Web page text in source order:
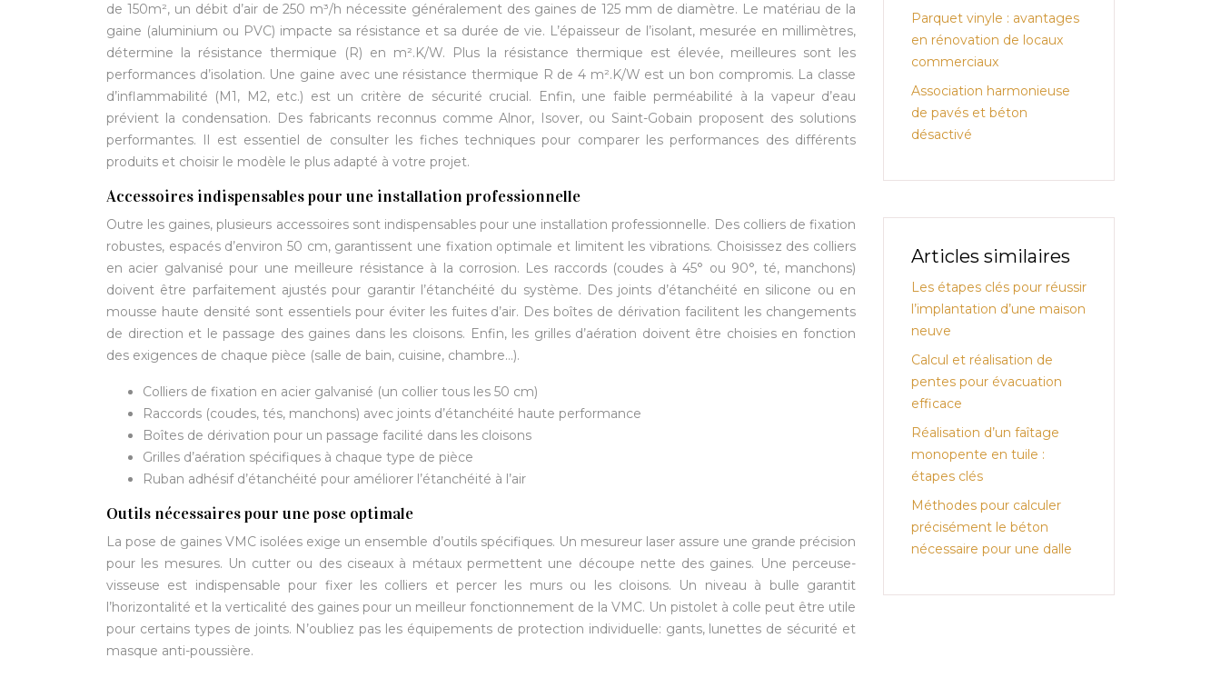
de 150m², un débit d’air de 250 m³/h nécessite généralement des gaines de 125 mm de diamètre. Le matériau de la
gaine (aluminium ou PVC) impacte sa résistance et sa durée de vie. L’épaisseur de l’isolant, mesurée en millimètres,
détermine la résistance thermique (R) en m².K/W. Plus la résistance thermique est élevée, meilleures sont les
performances d’isolation. Une gaine avec une résistance thermique R de 4 m².K/W est un bon compromis. La classe
d’inflammabilité (M1, M2, etc.) est un critère de sécurité crucial. Enfin, une faible perméabilité à la vapeur d’eau
prévient la condensation. Des fabricants reconnus comme Alnor, Isover, ou Saint-Gobain proposent des solutions
performantes. Il est essentiel de consulter les fiches techniques pour comparer les performances des différents
produits et choisir le modèle le plus adapté à votre projet.
Accessoires indispensables pour une installation professionnelle
Outre les gaines, plusieurs accessoires sont indispensables pour une installation professionnelle. Des colliers de fixation
robustes, espacés d’environ 50 cm, garantissent une fixation optimale et limitent les vibrations. Choisissez des colliers
en acier galvanisé pour une meilleure résistance à la corrosion. Les raccords (coudes à 45° ou 90°, té, manchons)
doivent être parfaitement ajustés pour garantir l’étanchéité du système. Des joints d’étanchéité en silicone ou en
mousse haute densité sont essentiels pour éviter les fuites d’air. Des boîtes de dérivation facilitent les changements
de direction et le passage des gaines dans les cloisons. Enfin, les grilles d’aération doivent être choisies en fonction
des exigences de chaque pièce (salle de bain, cuisine, chambre…).
Colliers de fixation en acier galvanisé (un collier tous les 50 cm)
Raccords (coudes, tés, manchons) avec joints d’étanchéité haute performance
Boîtes de dérivation pour un passage facilité dans les cloisons
Grilles d’aération spécifiques à chaque type de pièce
Ruban adhésif d’étanchéité pour améliorer l’étanchéité à l’air
Outils nécessaires pour une pose optimale
La pose de gaines VMC isolées exige un ensemble d’outils spécifiques. Un mesureur laser assure une grande précision
pour les mesures. Un cutter ou des ciseaux à métaux permettent une découpe nette des gaines. Une perceuse-
visseuse est indispensable pour fixer les colliers et percer les murs ou les cloisons. Un niveau à bulle garantit
l’horizontalité et la verticalité des gaines pour un meilleur fonctionnement de la VMC. Un pistolet à colle peut être utile
pour certains types de joints. N’oubliez pas les équipements de protection individuelle: gants, lunettes de sécurité et
masque anti-poussière.
Parquet vinyle : avantages
en rénovation de locaux
commerciaux
Association harmonieuse
de pavés et béton
désactivé
Articles similaires
Les étapes clés pour réussir
l’implantation d’une maison
neuve
Calcul et réalisation de
pentes pour évacuation
efficace
Réalisation d’un faîtage
monopente en tuile :
étapes clés
Méthodes pour calculer
précisément le béton
nécessaire pour une dalle